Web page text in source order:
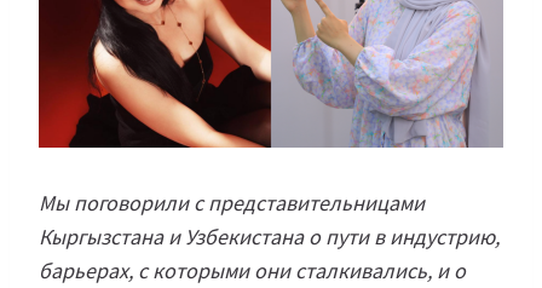
Мы поговорили с представительницами
Кыргызстана и Узбекистана о пути в индустрию,
барьерах, с которыми они сталкивались, и о